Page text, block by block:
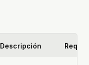
Descripción